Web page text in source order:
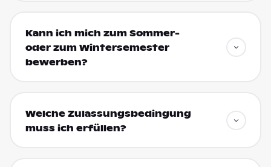
Kann ich mich zum Sommer-
oder zum Wintersemester
bewerben?
Welche Zulassungsbedingung
muss ich erfüllen?